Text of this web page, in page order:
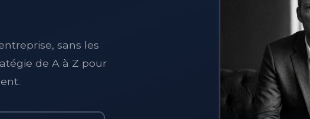
sans les
de A à Z pour